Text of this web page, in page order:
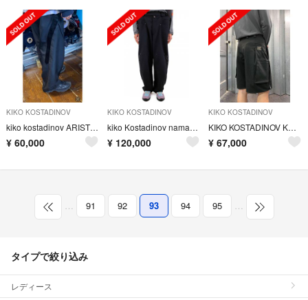
KIKO KOSTADINOV
kiko kostadinov ARISTIDES WIDE TROUSERS
¥ 60,000
KIKO KOSTADINOV
kiko Kostadinov namacheko our legacy
¥ 120,000
KIKO KOSTADINOV
KIKO KOSTADINOV KK.SHORTS.01
¥ 67,000
… 91 92 93 94 95 …
タイプで絞り込み
レディース